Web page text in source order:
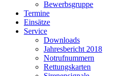
Bewerbsgruppe
Termine
Einsätze
Service
Downloads
Jahresbericht 2018
Notrufnummern
Rettungskarten